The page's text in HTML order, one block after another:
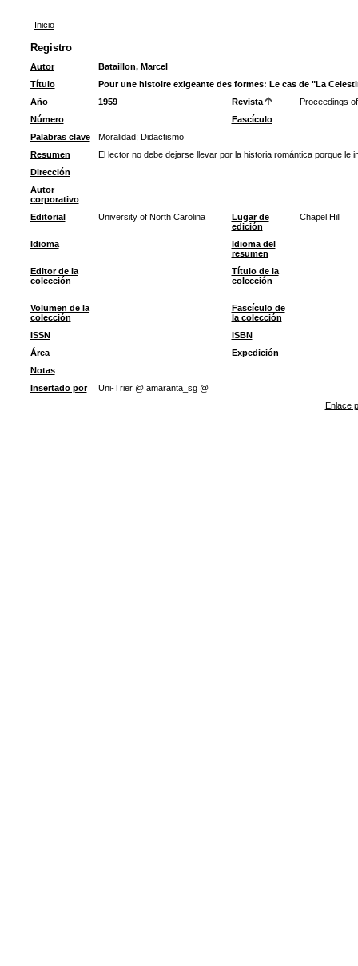
Inicio
Registro
Autor
Bataillon, Marcel
Título
Pour une histoire exigeante des formes: Le cas de "La
Año
1959 Revista
Proceedings
Número
Fascículo
Palabras clave
Moralidad; Didactismo
Resumen
El lector no debe dejarse llevar por la historia romántica porque
Dirección
Autor
corporativo
Editorial
University of North Carolina
Lugar de
edición
Chapel Hill
Idioma
Idioma del
resumen
Editor de la
colección
Título de la
colección
Volumen de la
colección
Fascículo de
la colección
ISSN
ISBN
Área
Expedición
Notas
Insertado por
Uni-Trier @ amaranta_sg @
Enlace